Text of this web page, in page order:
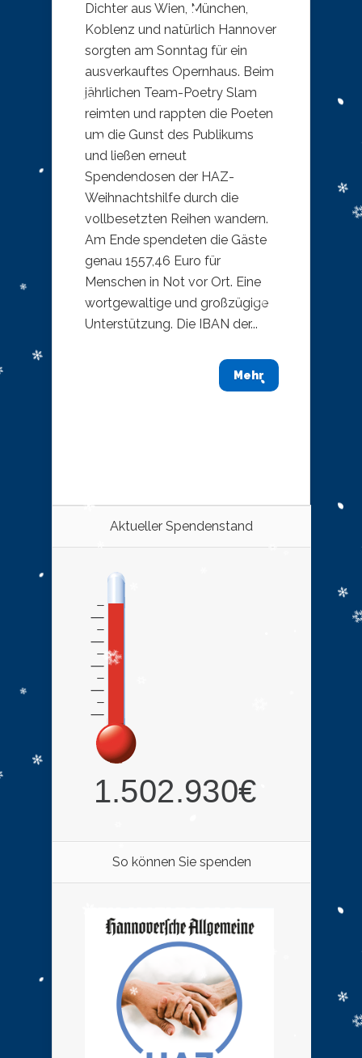
Dichter aus Wien, München,
Koblenz und natürlich Hannover
sorgten am Sonntag für ein
ausverkauftes Opernhaus. Beim
jährlichen Team-Poetry Slam
reimten und rappten die Poeten
um die Gunst des Publikums
und ließen erneut
Spendendosen der HAZ-
Weihnachtshilfe durch die
vollbesetzten Reihen wandern.
Am Ende spendeten die Gäste
genau 1557,46 Euro für
Menschen in Not vor Ort. Eine
wortgewaltige und großzügige
Unterstützung. Die IBAN der...
Mehr
Aktueller Spendenstand
So können Sie spenden